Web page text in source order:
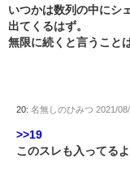
いつかは数列の中にシ
出てくるはず。
無限に続くと言うこと
20: 名無しのひみつ 2021/
>>19
このスレも入ってるよ